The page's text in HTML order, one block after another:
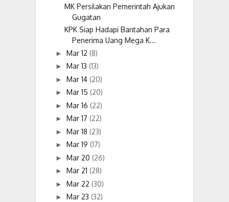
MK Persilakan Pemerintah Ajukan
Gugatan
KPK Siap Hadapi Bantahan Para
Penerima Uang Mega K...
► Mar 12 (8)
► Mar 13 (13)
► Mar 14 (20)
► Mar 15 (20)
► Mar 16 (22)
► Mar 17 (22)
► Mar 18 (23)
► Mar 19 (17)
► Mar 20 (26)
► Mar 21 (28)
► Mar 22 (30)
► Mar 23 (32)